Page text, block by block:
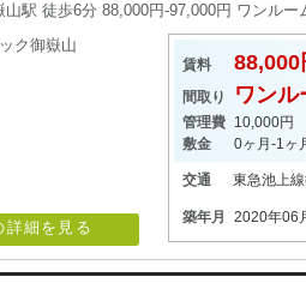
山駅 徒歩6分 88,000円-97,000円 ワンルー
詳細を見る
賃料 88,000
間取り ワンル
管理費 10,000円
敷金
0ヶ月-1ヶ
交通 東急池上線
築年月 2020年06